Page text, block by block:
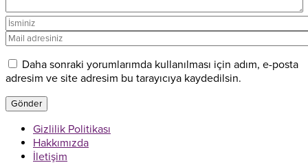
Daha sonraki yorumlarımda kullanılması için adım, e-posta
adresim ve site adresim bu tarayıcıya kaydedilsin.
Gizlilik Politikası
Hakkımızda
İletişim